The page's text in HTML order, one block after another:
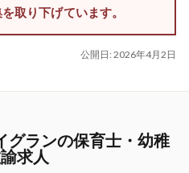
取り下げています。
公開日: 2026年4月2日
グランの保育士・幼稚
求人